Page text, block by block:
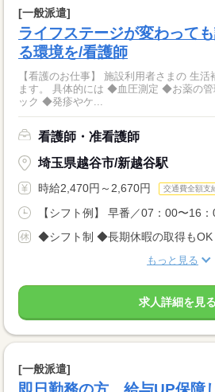
[一般派遣]
ライフステージが変わって
る環境を/看護師
【看護のお仕事】 施設利用者さまの 生
ます。 具体的には ◆血圧測定 ◆お薬の管理や準備 ◆バイタルチェ
ック ◆発疹やケ...
看護師・准看護師
埼玉県越谷市/新越谷駅
時給2,470円～2,670円 交通費全額支
【シフト例】 早番／07：00〜16：
◆シフト制 ◆長期休暇の取得もOK
もっと見る
求人詳細を見る
[一般派遣]